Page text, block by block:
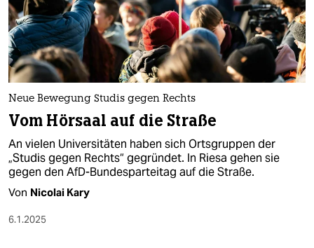
Neue Bewegung Studis gegen Rechts
Vom Hörsaal auf die Straße
An vielen Universitäten haben sich Ortsgruppen der
„Studis gegen Rechts“ gegründet. In Riesa gehen sie
gegen den AfD-Bundesparteitag auf die Straße.
Von Nicolai Kary
6.1.2025